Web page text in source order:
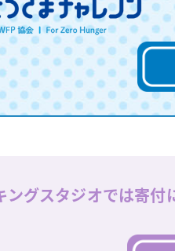
ングスタジオでは寄付